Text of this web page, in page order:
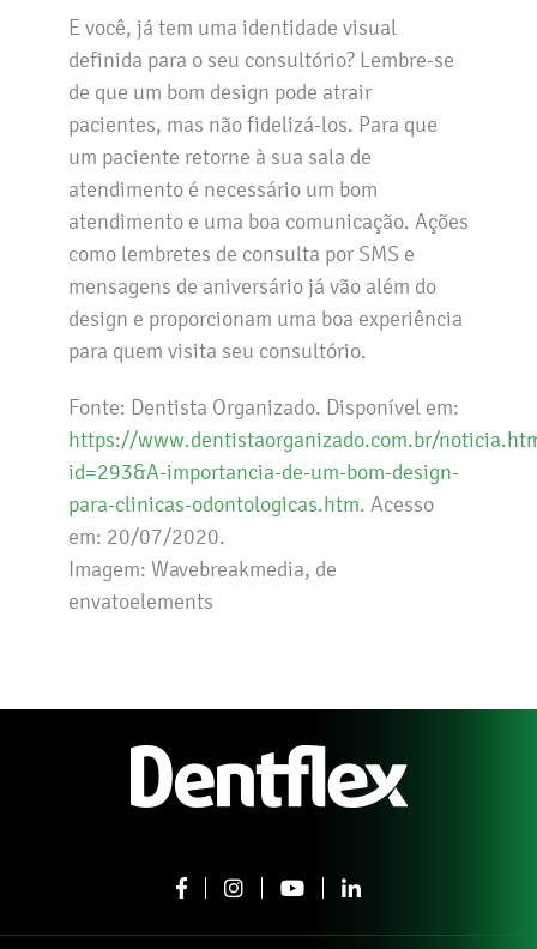
E você, já tem uma identidade visual
definida para o seu consultório? Lembre-se
de que um bom design pode atrair
pacientes, mas não fidelizá-los. Para que
um paciente retorne à sua sala de
atendimento é necessário um bom
atendimento e uma boa comunicação. Ações
como lembretes de consulta por SMS e
mensagens de aniversário já vão além do
design e proporcionam uma boa experiência
para quem visita seu consultório.
Fonte: Dentista Organizado. Disponível em:
https://www.dentistaorganizado.com.br/
id=293&A-importancia-de-um-bom-design-
para-clinicas-odontologicas.htm. Acesso
em: 20/07/2020.
Imagem: Wavebreakmedia, de
envatoelements